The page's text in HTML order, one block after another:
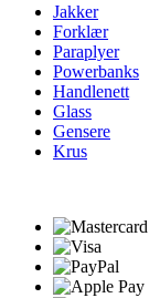
Jakker
Forklær
Paraplyer
Powerbanks
Handlenett
Glass
Gensere
Krus